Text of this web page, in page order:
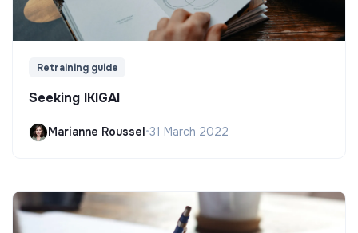
Retraining guide
Seeking IKIGAI
Marianne Roussel•31 March 2022